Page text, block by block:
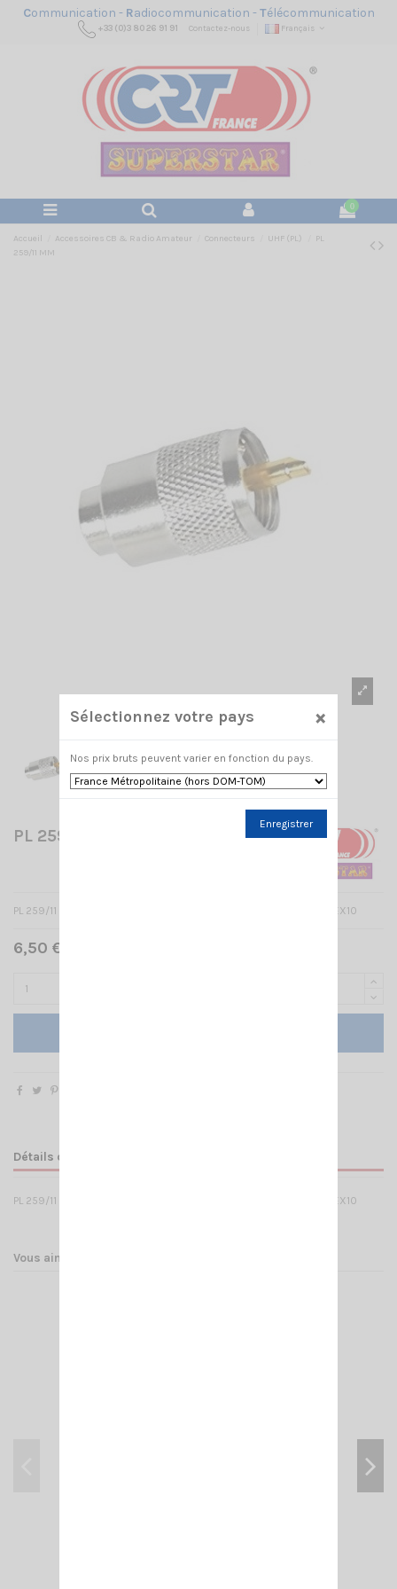
Communication - Radiocommunication -Télécommunication
+33 (0)3 80 26 91 91 Contactez-nous Français
0
Accueil Accessoires CB & Radio Amateur Connecteurs UHF (PL)
PL
259/11 MM
PL 259/11 MM
PL 259/11 MM POUR CÂBLE RF400, RG213 ET ECOFLEX10 & ULTRAFLEX10
6,50 € TTC
Détails du produit
PL 259/11 MM POUR CÂBLE RF400, RG213 ET ECOFLEX10 & ULTRAFLEX10
Vous aimerez aussi
Sélectionnez votre pays ×
Nos prix bruts peuvent varier en fonction du pays.
Enregistrer